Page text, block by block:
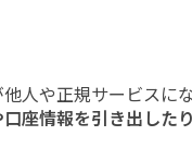
人や正規サービス
座情報を引き出した